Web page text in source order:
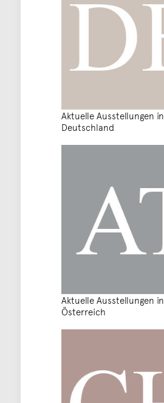
Aktuelle Ausstellungen in
Deutschland
Aktuelle Ausstellungen in
Österreich